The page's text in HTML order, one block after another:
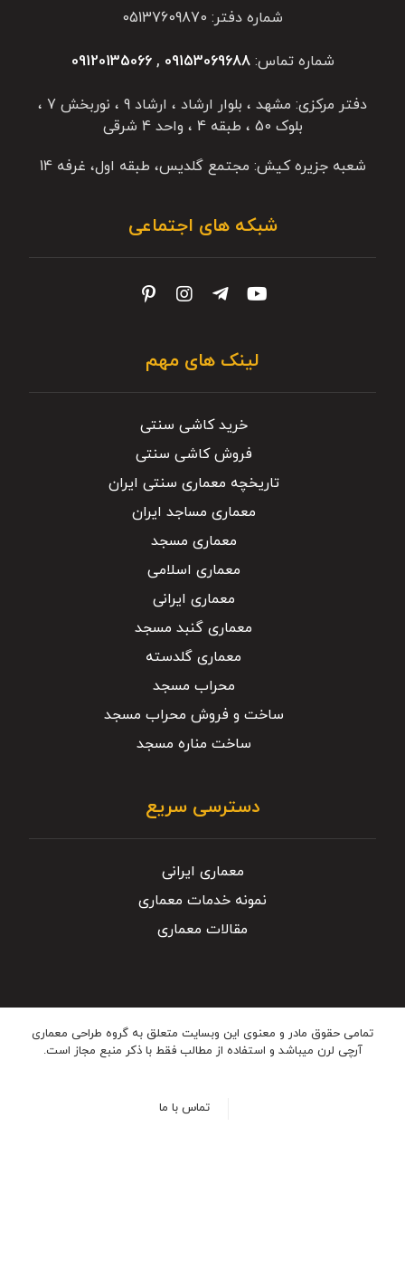
شماره دفتر: 05137609870
شماره تماس:09153069688
,
09120135066
دفتر مرکزی: مشهد ، بلوار ارشاد ، ارشاد 9 ، نوربخش 7 ،
بلوک 50 ، طبقه 4 ، واحد 4 شرقی
شعبه جزیره کیش: مجتمع گلدیس، طبقه اول، غرفه 14
شبکه های اجتماعی
لینک های مهم
خرید کاشی سنتی
فروش کاشی سنتی
تاریخچه معماری سنتی ایران
معماری مساجد ایران
معماری مسجد
معماری اسلامی
معماری ایرانی
معماری گنبد مسجد
معماری گلدسته
محراب مسجد
ساخت و فروش محراب مسجد
ساخت مناره مسجد
دسترسی سریع
معماری ایرانی
نمونه خدمات معماری
مقالات معماری
تمامی حقوق مادر و معنوی این وبسایت متعلق به گروه طراحی معماری
آرچی لرن میباشد و استفاده از مطالب فقط با ذکر منبع مجاز است.
تماس با ما